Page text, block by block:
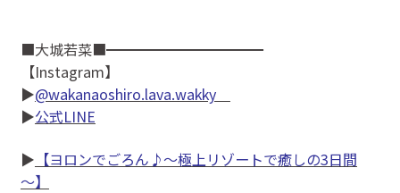
■大城若菜■━━━━━━━━━━━
【Instagram】
▶@wakanaoshiro.lava.wakky
▶公式LINE
▶ 【ヨロンでごろん♪～極上リゾートで癒しの3日間
～】